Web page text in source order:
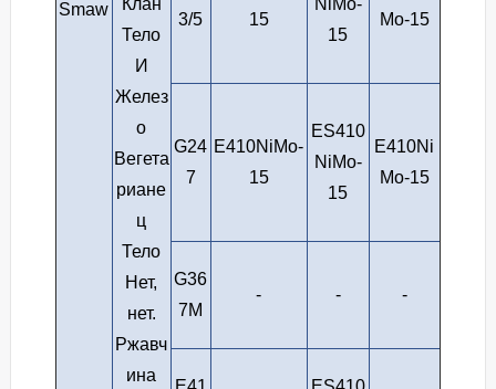
Smaw
Клан
Тело
И
Желез
о
Вегета
риане
ц
Тело
Нет,
нет.
Ржавч
ина
3/5
15
NiMo-
15
Mo-15
G24
7
E410NiMo-
15
ES410
NiMo-
15
E410Ni
Mo-15
G36
7M
- - -